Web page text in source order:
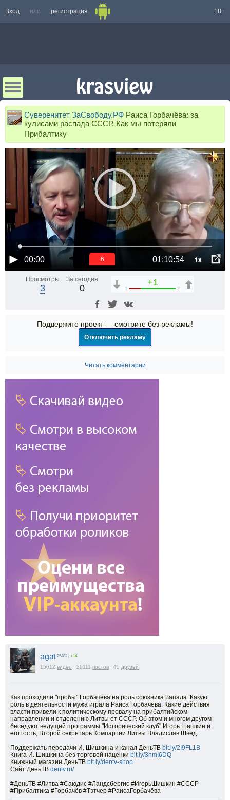
Вход или регистрация 18+
Суверенитет ЗаСвободу.РФ Раиса Горбачёва: за
кулисами распада СССР. Как мы потеряли
Прибалтику
00:00 01:10:54 1x
6
Просмотры
3
За сегодня
0
+1
1 2
Поддержите проект — смотрите без рекламы!
Отключить рекламу
Читать комментарии
agat 25482 +14
15612 видео 20111 постов 45 друзей
Как проходили "пробы" Горбачёва на роль союзника Запада. Какую
роль в деятельности мужа играла Раиса Горбачёва. Какие действия
власти привели к политическому провалу на прибалтийском
направлении и отделению Литвы от СССР. Об этом и многом другом
беседуют ведущий программы "Исторический клуб" Игорь Шишкин и
его гость, Второй секретарь Компартии Литвы Владислав Швед.
Поддержать передачи И. Шишкина и канал ДеньТВ bit.ly/2I9FL1B
Книга И. Шишкина без торговой наценки bit.ly/3hmI6DQ
Книжный магазин ДеньТВ bit.ly/dentv-shop
Сайт ДеньТВ dentv.ru/
#ДеньТВ #Литва #Саюдис #Ландсбергис #ИгорьШишкин #СССР
#Прибалтика #Горбачёв #Тэтчер #РаисаГорбачёва